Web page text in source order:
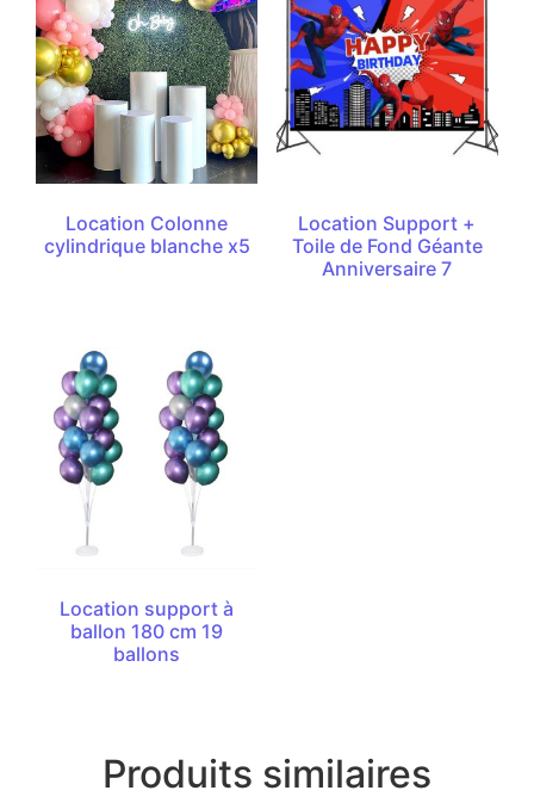
Location Colonne
cylindrique blanche x5
Location Support +
Toile de Fond Géante
Anniversaire 7
Location support à
ballon 180 cm 19
ballons
Produits similaires